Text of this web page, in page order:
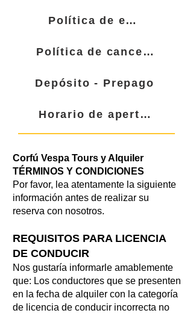
Política de entrega
Política de cancelación
Depósito - Prepago
Horario de apertura
Corfú Vespa Tours y Alquiler
TÉRMINOS Y CONDICIONES
Por favor, lea atentamente la siguiente
información antes de realizar su
reserva con nosotros.
REQUISITOS PARA LICENCIA
DE CONDUCIR
Nos gustaría informarle amablemente
que: Los conductores que se presenten
en la fecha de alquiler con la categoría
de licencia de conducir incorrecta no